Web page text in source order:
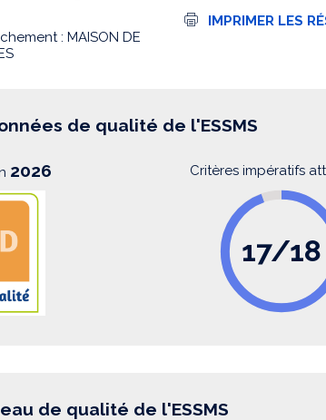
: MAISON DE
I
o
IMPRIMER LES
de qualité de l'ESSMS
2026 Critères impératifs
17/18
de qualité de l'ESSMS